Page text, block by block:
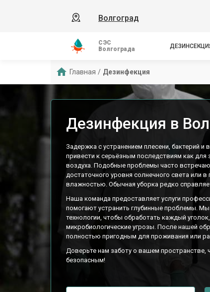
Волгоград
СЭС
Волгограда
Главная / Дезинфекция
Дезинфекция в
Задержка с устранением плесени, бактерий
привести к серьёзным последствиям как для
воздуха. Подобные проблемы часто
достаточного уровня солнечного света или
влажностью. Обычная уборка редко
Наша команда предоставляет услуги
помогают устранить глубинные проблемы.
технологии, чтобы обработать каждый
микробиологические угрозы. После нашей
полностью пригодным для проживания или
Доверьте нам заботу о вашем пространстве,
безопасным!